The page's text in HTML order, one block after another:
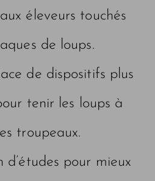
éleveurs touchés
de loups.
de dispositifs plus
tenir les loups à
troupeaux.
d’études pour mieux